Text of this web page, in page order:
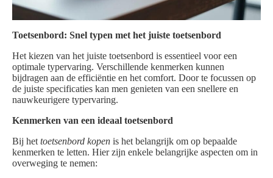
Toetsenbord: Snel typen met het juiste toetsenbord
Het kiezen van het juiste toetsenbord is essentieel voor een
optimale typervaring. Verschillende kenmerken kunnen
bijdragen aan de efficiëntie en het comfort. Door te focussen op
de juiste specificaties kan men genieten van een snellere en
nauwkeurigere typervaring.
Kenmerken van een ideaal toetsenbord
Bij het toetsenbord kopen is het belangrijk om op bepaalde
kenmerken te letten. Hier zijn enkele belangrijke aspecten om in
overweging te nemen: